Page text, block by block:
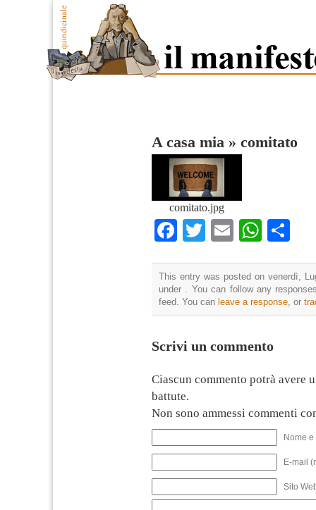
A casa mia » comitato
comitato.jpg
Facebook
TwitterEmail
This entry was posted on venerdì,
under . You can follow any
feed. You can leave a response, or
Scrivi un commento
Ciascun commento potrà avere
battute.
Non sono ammessi commenti
Nome
E-mail
Sito